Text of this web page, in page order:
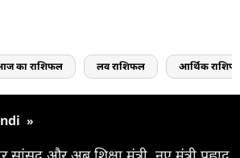
का राशिफल लव राशिफल आर्थिक
»